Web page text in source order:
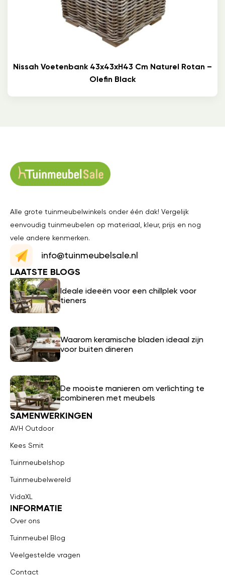
Nissah Voetenbank 43x43xH43 Cm Naturel Rotan –
Olefin Black
Alle grote tuinmeubelwinkels onder één dak! Vergelijk
eenvoudig tuinmeubelen op materiaal, kleur, prijs en nog
vele andere kenmerken.
info@tuinmeubelsale.nl
LAATSTE BLOGS
Ideale ideeën voor een chillplek voor
tieners
Waarom keramische bladen ideaal zijn
voor buiten dineren
De mooiste manieren om verlichting te
combineren met meubels
SAMENWERKINGEN
AVH Outdoor
Kees Smit
Tuinmeubelshop
Tuinmeubelwereld
VidaXL
INFORMATIE
Over ons
Tuinmeubel Blog
Veelgestelde vragen
Contact